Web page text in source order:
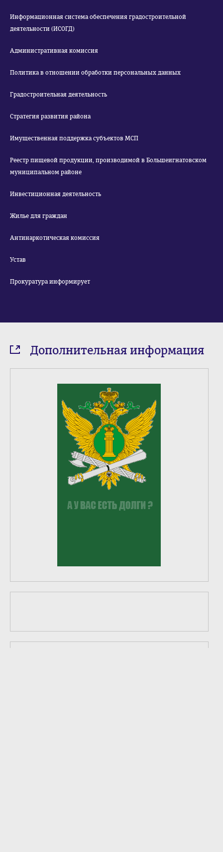
Информационная система обеспечения градостроительной
деятельности (ИСОГД)
Административная комиссия
Политика в отношении обработки персональных данных
Градостроительная деятельность
Стратегия развития района
Имущественная поддержка субъектов МСП
Реестр пищевой продукции, производимой в Большеигнатовском
муниципальном районе
Инвестиционная деятельность
Жилье для граждан
Антинаркотическая комиссия
Устав
Прокуратура информирует
Дополнительная информация